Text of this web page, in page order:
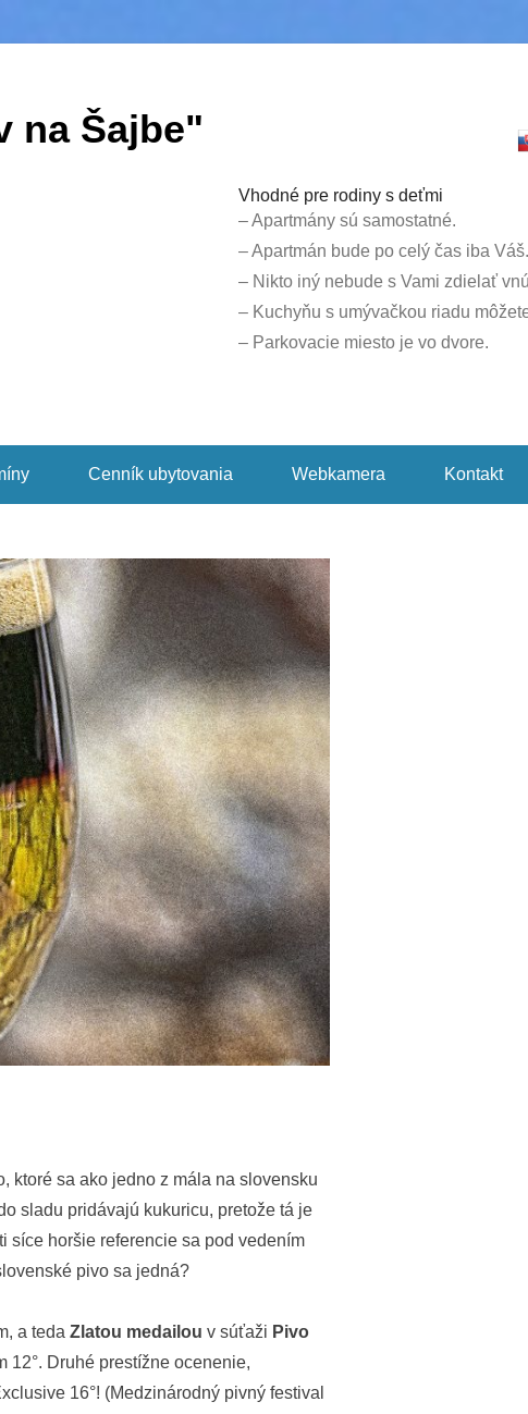
na Šajbe"
Vhodné pre rodiny s deťmi
– Apartmány sú samostatné.
– Apartmán bude po celý čas iba Váš.
– Nikto iný nebude s Vami zdielať
– Kuchyňu s umývačkou riadu
– Parkovacie miesto je vo dvore.
Cenník ubytovania Webkamera Kontakt
ktoré sa ako jedno z mála na slovensku
sladu pridávajú kukuricu, pretože tá je
síce horšie referencie sa pod vedením
pivo sa jedná?
a teda Zlatou medailou v súťaži Pivo
12°. Druhé prestížne ocenenie,
16°! (Medzinárodný pivný festival